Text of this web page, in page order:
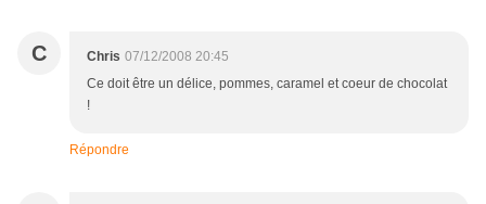
C Chris 07/12/2008 20:45
Ce doit être un délice, pommes, caramel et coeur de chocolat
!
Répondre